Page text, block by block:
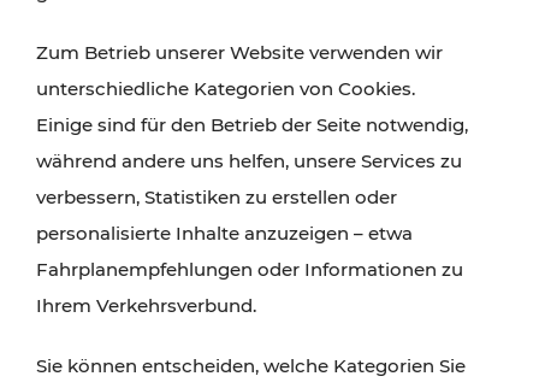
finden Sie hier im Überblick.
Zum Betrieb unserer Website verwenden wir
unterschiedliche Kategorien von Cookies.
Einige sind für den Betrieb der Seite notwendig,
während andere uns helfen, unsere Services zu
verbessern, Statistiken zu erstellen oder
personalisierte Inhalte anzuzeigen – etwa
Fahrplanempfehlungen oder Informationen zu
Ihrem Verkehrsverbund.
Sie können entscheiden, welche Kategorien Sie